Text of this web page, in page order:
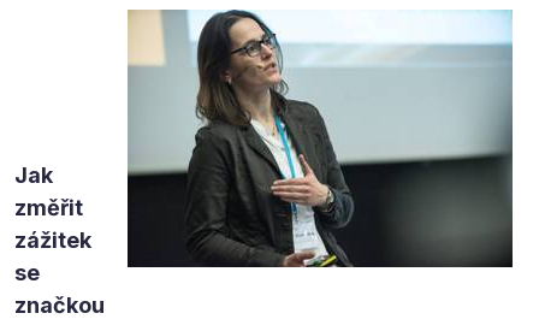
Jak
změřit
zážitek
se
značkou